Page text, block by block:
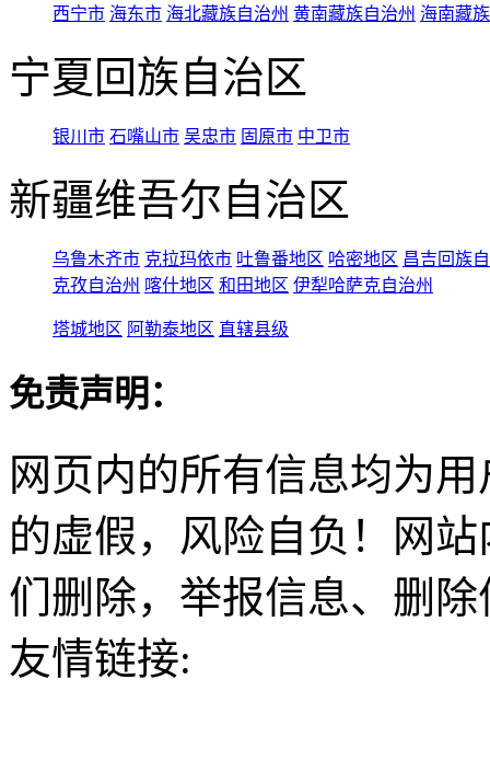
西宁市 海东市 海北藏族自治州 黄南藏族自治州 海南藏
宁夏回族自治区
银川市 石嘴山市 吴忠市 固原市 中卫市
新疆维吾尔自治区
乌鲁木齐市 克拉玛依市 吐鲁番地区 哈密地区 昌吉回族
克孜自治州 喀什地区 和田地区 伊犁哈萨克自治州
塔城地区 阿勒泰地区 直辖县级
免责声明：
网页内的所有信息均为
的虚假，风险自负！网
们删除，举报信息、删
友情链接: